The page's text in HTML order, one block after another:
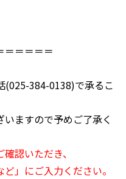
＝＝＝＝＝
(025-384-0138)で承るこ
ますので予めご了承く
認いただき、
」にご入力ください。